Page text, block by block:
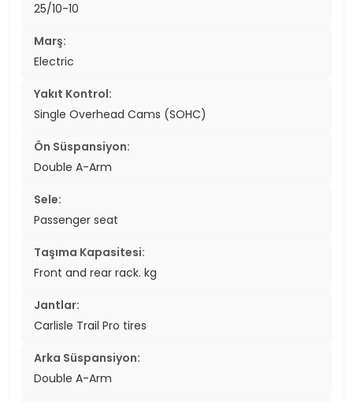
25/10-10
Marş:
Electric
Yakıt Kontrol:
Single Overhead Cams (SOHC)
Ön Süspansiyon:
Double A-Arm
Sele:
Passenger seat
Taşıma Kapasitesi:
Front and rear rack. kg
Jantlar:
Carlisle Trail Pro tires
Arka Süspansiyon:
Double A-Arm